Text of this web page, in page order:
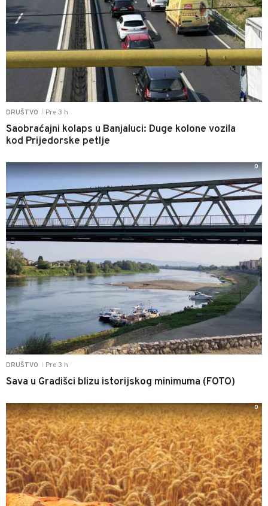
DRUŠTVO Pre 3 h
Saobraćajni kolaps u Banjaluci: Duge kolone vozila
kod Prijedorske petlje
DRUŠTVO Pre 3 h
Sava u Gradišci blizu istorijskog minimuma (FOTO)
0
0